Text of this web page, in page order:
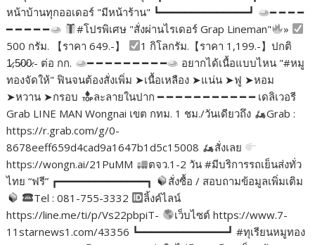
หน้าบ้านทุกออเดอร์ "มีหน้าร้าน" ┗━━━━━━━━━━━━━━┛
━ ━ ━ ━
━ ━ ━ ━ ━
#โปรพิเศษ "สั่งผ่านไรเดอร์ Grap Lineman"
»
500 กรัม. 【ราคา 649.-】
1 กิโลกรัม.【ราคา 1,199.-】ปกติ
1̷,5̷0̷0̷.- ต่อ กก.
━ ━ ━ ━ ━ ━ ━ ━ ━
อยากได้เนื้อแบบไหน "#หมู
ทองจัดให้" ฟินจนต้องสั่งเพิ่ม ➤เนื้อเหลือง ➤แน่น ➤ฟู ➤หอม
➤หวาน ➤กรอบ
ละลายในปาก ━ ━ ━ ━ ━ ━ ━ ━ ━ ━ ━ เดลิเวอรี
Grab LINE MAN Wongnai เขต กทม. 1 ชม./วันเดียวถึง
Grab :
https://r.grab.com/g/0-
8678eeff659d4cad9a1647b1d5c15008
สั่งเลย
https://wongn.ai/21PuMM
ตจว.1-2 วัน #มีบริการรถเย็นส่งทั่ว
ไทย “ฟรี” ┏━━━━━━━━━━━━━━┓
สั่งซื้อ / สอบถามข้อมูลเพิ่มเติม
Tel : 081-755-3332
ลิ้งค์ไลน์
https://line.me/ti/p/Vs22pbpiT-
เว็บไซต์ https://www.7-
11starnews1.com/43356 ┗━━━━━━━━━━━━━━┛ #ทุเรียนหมูทอง